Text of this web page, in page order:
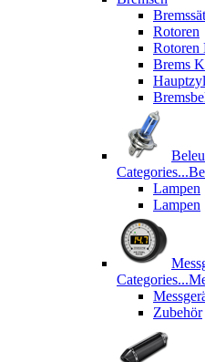
Rotoren
Rotoren
Brems
Categories...
Lampen
Lampen
Categories...
Zubehör